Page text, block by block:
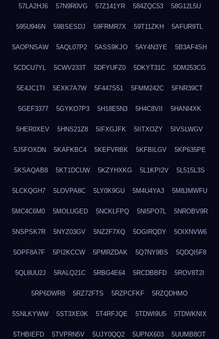
57LA2HJ6 57N9R0VG 57Z141YR 584ZQC53 58G12L5U
595U946N 59BSESDJ 59FRMR7X 59T11ZKH 5AFUR9TL
5AOPNSAW 5AQL07P2 5ASS9KJO 5AY4N3YE 5B3AF4SH
5CDCU7YL 5CWV233T 5DFYUFZ0 5DKYT31C 5DM253CG
5E4JC1TI 5EXK7A7W 5F447S51 5FMM242C 5FNR39CT
5GEF3377 5GYKO7P3 5H18E5N3 5H4C8VII 5HANI4XK
5HER0XEV 5HNS21Z8 5IFXGJFK 5IITXOZY 5IVSLWGV
5J5FOXDN 5KAFKBC4 5KEFVRBK 5KFBILGV 5KP635PE
5KSAQAB8 5KT1DCUW 5KZYHXKG 5L1KPI2V 5L515L3S
5LCKQGH7 5LOVPA8C 5LY0K9GU 5M4U4YA3 5M8JMWFU
5MC4C6M0 5MOLUGED 5NCKLFPQ 5NI5PO7L 5NROBV9R
5NSPSK7R 5NYZ03GV 5NZ2F7XQ 5OGIRQDY 5OIXNVW6
5OPF8A7F 5PI2KCCW 5PMRZDAK 5Q7NY9BS 5QDQI5F8
5QL8UU2J 5RALQ21C 5RBG4E64 5RCDBBFD 5ROV8T2I
5RP6DWR8 5RZ72FTS 5RZPCFKF 5RZQDHMO
5SNLKYWW 5ST3XE0K 5T4RFJQE 5TDWI9U5 5TDWKNIX
5THBIEFD 5TVPRN5V 5UJY0QQ2 5UPNX603 5UUMB8OT